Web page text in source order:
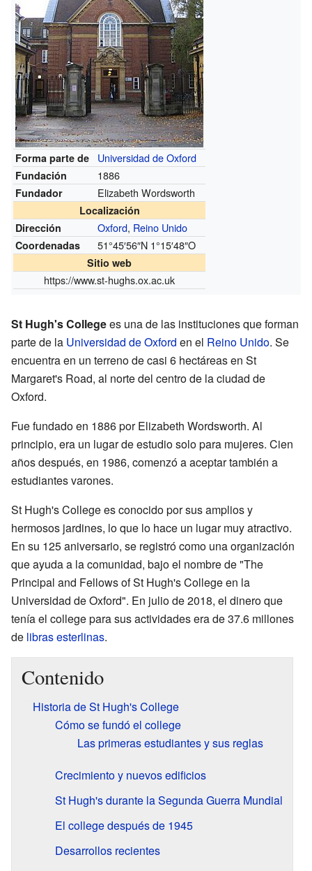
Forma parte de Universidad de Oxford
Fundación 1886
Fundador Elizabeth Wordsworth
Localización
Dirección
Oxford, Reino Unido
Coordenadas 51°45′56″N 1°15′48″O
Sitio web
https://www.st-hughs.ox.ac.uk
St Hugh's Collegees una de las instituciones que forman
parte de la Universidad de Oxford en el Reino Unido. Se
encuentra en un terreno de casi 6 hectáreas en St
Margaret's Road, al norte del centro de la ciudad de
Oxford.
Fue fundado en 1886 por Elizabeth Wordsworth. Al
principio, era un lugar de estudio solo para mujeres. Cien
años después, en 1986, comenzó a aceptar también a
estudiantes varones.
St Hugh's College es conocido por sus amplios y
hermosos jardines, lo que lo hace un lugar muy atractivo.
En su 125 aniversario, se registró como una organización
que ayuda a la comunidad, bajo el nombre de "The
Principal and Fellows of St Hugh's College en la
Universidad de Oxford". En julio de 2018, el dinero que
tenía el college para sus actividades era de 37.6 millones
de libras esterlinas.
Contenido
Historia de St Hugh's College
Cómo se fundó el college
Las primeras estudiantes y sus reglas
Crecimiento y nuevos edificios
St Hugh's durante la Segunda Guerra Mundial
El college después de 1945
Desarrollos recientes